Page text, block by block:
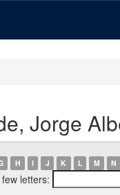
Jorge
H I J K L M N
letters: